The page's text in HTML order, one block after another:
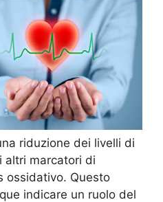
riduzione dei livelli di
altri marcatori di
ossidativo. Questo
indicare un ruolo del